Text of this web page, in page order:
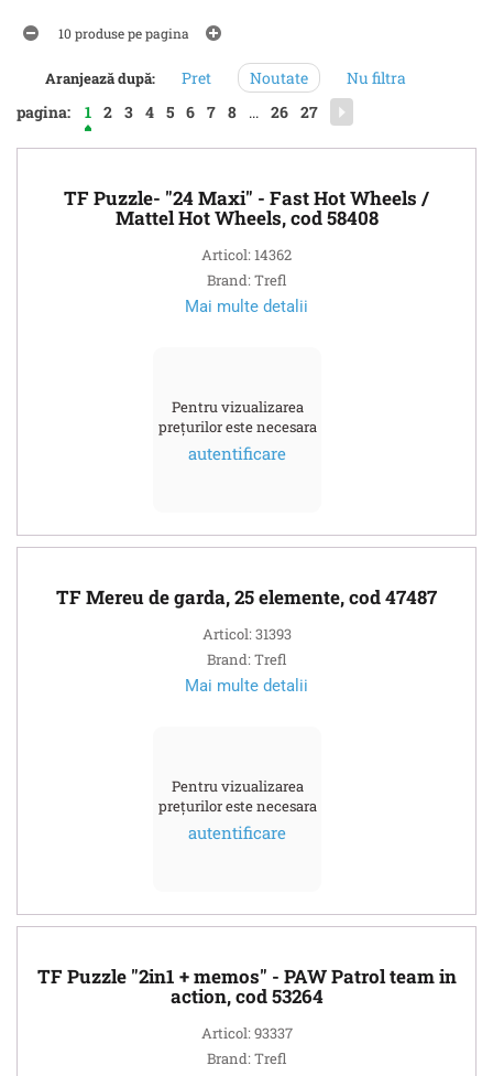
10 produse pe pagina
Aranjează după: Pret Noutate
Nu filtra
pagina:
1 2 3 4 5 6 7 8 ... 26 27
TF Puzzle- "24 Maxi" - Fast Hot Wheels /
Mattel Hot Wheels, cod 58408
Articol: 14362
Brand: Trefl
Mai multe detalii
Pentru vizualizarea
prețurilor este necesara
autentificare
TF Mereu de garda, 25 elemente, cod 47487
Articol: 31393
Brand: Trefl
Mai multe detalii
Pentru vizualizarea
prețurilor este necesara
autentificare
TF Puzzle "2in1 + memos" - PAW Patrol team in
action, cod 53264
Articol: 93337
Brand: Trefl